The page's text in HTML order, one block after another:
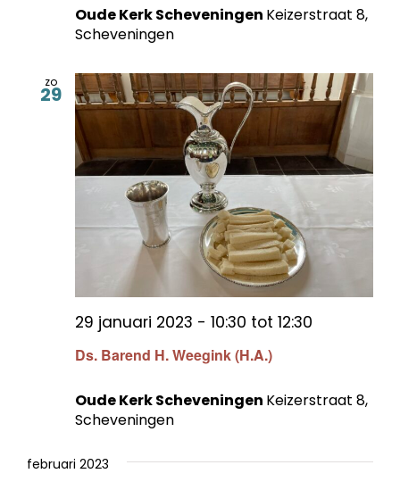
Oude Kerk Scheveningen Keizerstraat 8,
Scheveningen
zo
29
Ds. Barend H. Weegink (H.A.)
29 januari 2023 - 10:30 tot 12:30
Oude Kerk Scheveningen Keizerstraat 8,
Scheveningen
februari 2023